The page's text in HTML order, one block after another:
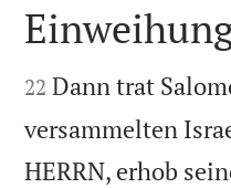


22 Dann trat
versammelten
HERRN, erhob